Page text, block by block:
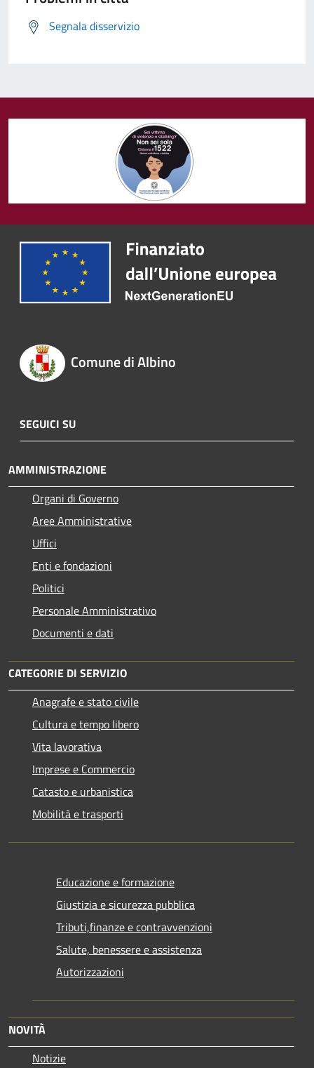
Segnala disservizio
Comune di Albino
SEGUICI SU
AMMINISTRAZIONE
Organi di Governo
Aree Amministrative
Uffici
Enti e fondazioni
Politici
Personale Amministrativo
Documenti e dati
CATEGORIE DI SERVIZIO
Anagrafe e stato civile
Cultura e tempo libero
Vita lavorativa
Imprese e Commercio
Catasto e urbanistica
Mobilità e trasporti
Educazione e formazione
Giustizia e sicurezza pubblica
Tributi,finanze e contravvenzioni
Salute, benessere e assistenza
Autorizzazioni
NOVITÀ
Notizie